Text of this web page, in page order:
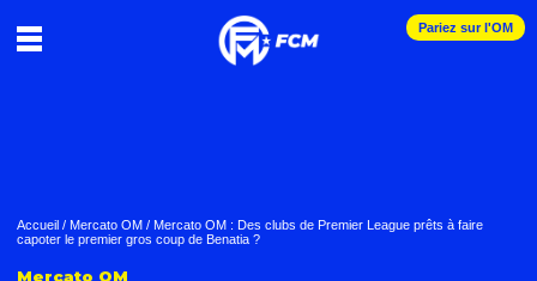
Pariez sur l'OM
Accueil / Mercato OM / Mercato OM : Des clubs de Premier League prêts à faire
capoter le premier gros coup de Benatia ?
Mercato OM